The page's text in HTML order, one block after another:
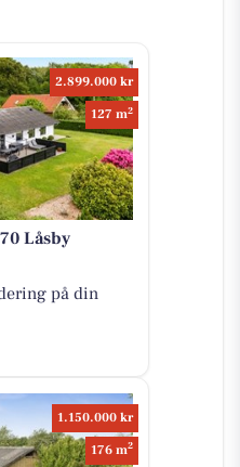
2.899.000 kr
127 m2
Låsby
på din
1.150.000 kr
176 m2